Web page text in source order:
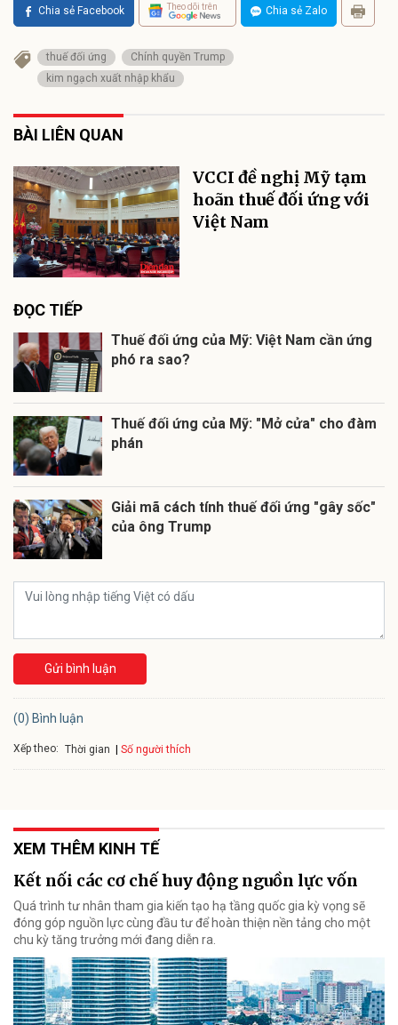
Chia sẻ Facebook Theo dõi trên Chia sẻ Zalo
thuế đối ứng
Chính quyền Trump
kim ngạch xuất nhập khẩu
BÀI LIÊN QUAN
VCCI đề nghị Mỹ tạm
hoãn thuế đối ứng với
Việt Nam
ĐỌC TIẾP
Thuế đối ứng của Mỹ: Việt Nam cần ứng
phó ra sao?
Thuế đối ứng của Mỹ: "Mở cửa" cho đàm
phán
Giải mã cách tính thuế đối ứng "gây sốc"
của ông Trump
Gửi bình luận
(0) Bình luận
Xếp theo: Thời gian Số người thích
XEM THÊM KINH TẾ
Kết nối các cơ chế huy động nguồn lực vốn
Quá trình tư nhân tham gia kiến tạo hạ tầng quốc gia kỳ vọng sẽ
đóng góp nguồn lực cùng đầu tư để hoàn thiện nền tảng cho một
chu kỳ tăng trưởng mới đang diễn ra.